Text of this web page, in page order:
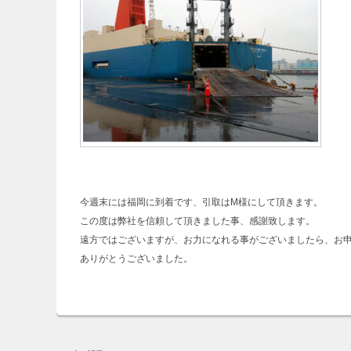
今週末には福岡に到着です、引取はM様にして頂きます。
この度は弊社を信頼して頂きました事、感謝致します。
遠方ではございますが、お力になれる事がございましたら、お
ありがとうございました。